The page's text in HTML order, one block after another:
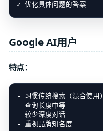
Google AI用户
特点：
- 习惯传统搜索（混合使用）
- 查询长度中等
- 较少深度对话